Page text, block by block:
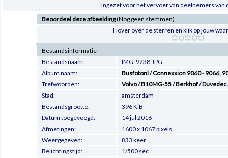
Ingezet voor het vervoer van deelnemers van
Beoordeel deze afbeelding(Nog geen stemmen)
Hover over de sterren en klik op jouw
Bestandsinformatie
Bestandsnaam:
IMG_9238.JPG
Album naam:
Busfotonl/Connexxion 9060 - 9066,
Trefwoorden:
Volvo/B10MG-55/Berkhof/Duvedec
Stad:
amsterdam
Bestandsgrootte:
396 KiB
Datum toegevoegd:
14 jul 2016
Afmetingen:
1600 x 1067 pixels
Weergegeven:
833 keer
Belichtingstijd:
1/500 sec